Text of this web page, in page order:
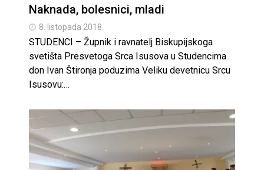
Naknada, bolesnici, mladi
8. listopada 2018.
STUDENCI – Župnik i ravnatelj Biskupijskoga
svetišta Presvetoga Srca Isusova u Studencima
don Ivan Štironja poduzima Veliku devetnicu Srcu
Isusovu:…